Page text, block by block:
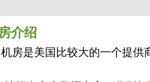
介绍
是美国比较大的一个提供